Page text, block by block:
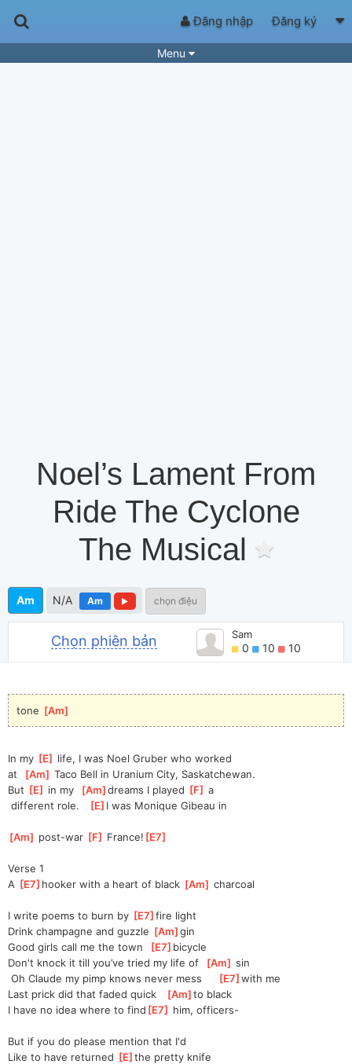
Đăng nhập Đăng ký
Menu
Noel’s Lament From
Ride The Cyclone
The Musical
Am N/A Am chọn điệu
Chọn phiên bản Sam
0 10 10
tone [Am
In my [E
life, I was Noel Gruber who worked
at
[Am ] Taco Bell in Uranium City, Saskatchewan.
But [E in my [Am ]
dreams I played [F ] a
different role.
[E ]I was Monique Gibeau in
[Am post-war [F France! [E7
Verse 1
A [E7 ]hooker with a heart of black [Am ] charcoal
I write poems to burn by [E7 ]
fire light
Drink champagne and guzzle [Am ]
gin
Good girls call me the town
[E7 ]bicycle
Don't knock it till you’ve tried my life of
[Am ] sin
Oh Claude my pimp knows never mess
[E7 ]
with me
Last prick did that faded quick
[Am ]to black
I have no idea where to find [E7 him, officers-
But if you do please mention that I'd
Like to have returned [E ]the pretty knife